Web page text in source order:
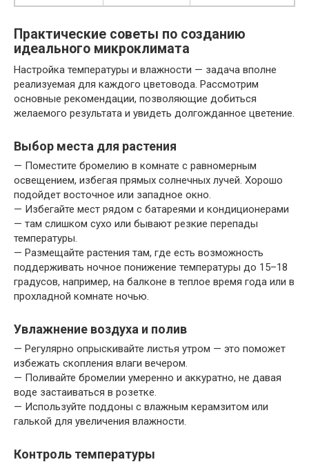
Практические советы по созданию
идеального микроклимата
Настройка температуры и влажности — задача вполне
реализуемая для каждого цветовода. Рассмотрим
основные рекомендации, позволяющие добиться
желаемого результата и увидеть долгожданное цветение.
Выбор места для растения
— Поместите бромелию в комнате с равномерным
освещением, избегая прямых солнечных лучей. Хорошо
подойдет восточное или западное окно.
— Избегайте мест рядом с батареями и кондиционерами
— там слишком сухо или бывают резкие перепады
температуры.
— Размещайте растения там, где есть возможность
поддерживать ночное понижение температуры до 15–18
градусов, например, на балконе в теплое время года или в
прохладной комнате ночью.
Увлажнение воздуха и полив
— Регулярно опрыскивайте листья утром — это поможет
избежать скопления влаги вечером.
— Поливайте бромелии умеренно и аккуратно, не давая
воде застаиваться в розетке.
— Используйте поддоны с влажным керамзитом или
галькой для увеличения влажности.
Контроль температуры